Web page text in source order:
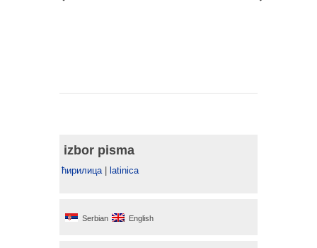
izbor pisma
ћирилица | latinica
Serbian English